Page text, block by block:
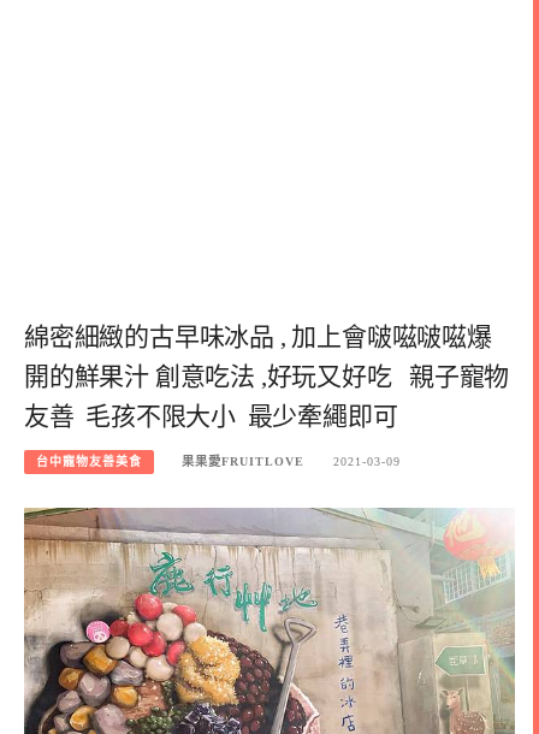
綿密細緻的古早味冰品 , 加上會啵嗞啵嗞爆
開的鮮果汁 創意吃法 ,好玩又好吃 親子寵物
友善 毛孩不限大小 最少牽繩即可
台中寵物友善美食 果果愛FRUITLOVE 2021-03-09